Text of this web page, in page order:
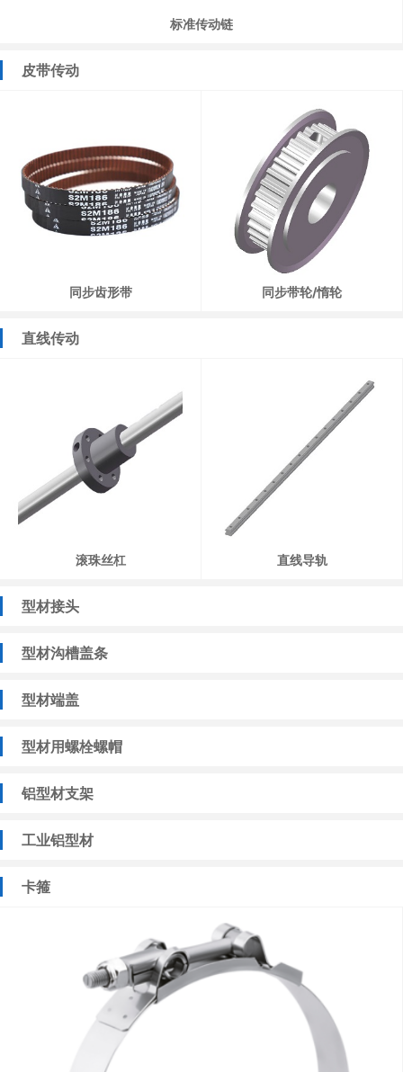
标准传动链
皮带传动
同步齿形带 同步带轮/惰轮
直线传动
滚珠丝杠 直线导轨
型材接头
型材沟槽盖条
型材端盖
型材用螺栓螺帽
铝型材支架
工业铝型材
卡箍